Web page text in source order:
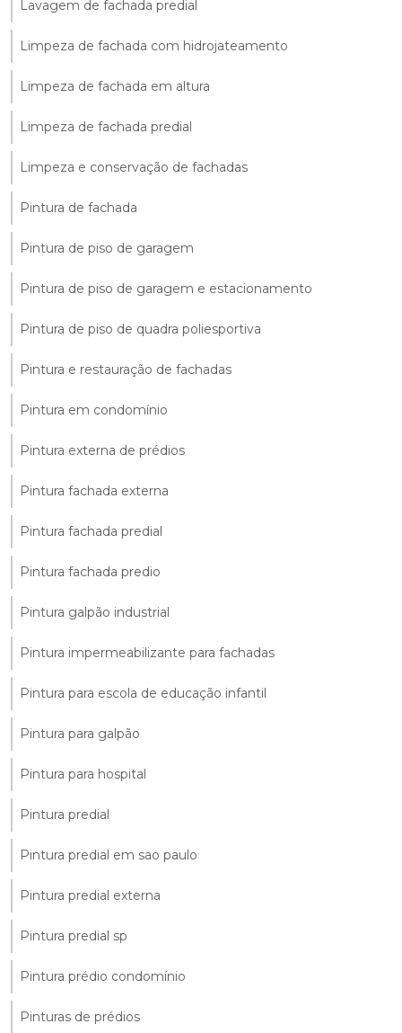
Lavagem de fachada predial
Limpeza de fachada com hidrojateamento
Limpeza de fachada em altura
Limpeza de fachada predial
Limpeza e conservação de fachadas
Pintura de fachada
Pintura de piso de garagem
Pintura de piso de garagem e estacionamento
Pintura de piso de quadra poliesportiva
Pintura e restauração de fachadas
Pintura em condomínio
Pintura externa de prédios
Pintura fachada externa
Pintura fachada predial
Pintura fachada predio
Pintura galpão industrial
Pintura impermeabilizante para fachadas
Pintura para escola de educação infantil
Pintura para galpão
Pintura para hospital
Pintura predial
Pintura predial em sao paulo
Pintura predial externa
Pintura predial sp
Pintura prédio condomínio
Pinturas de prédios